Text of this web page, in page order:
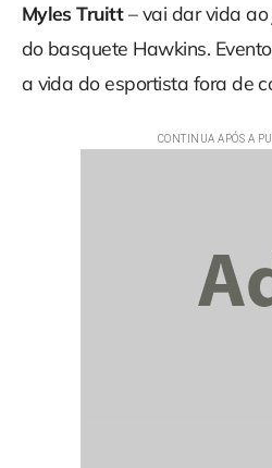
Myles Truitt– vai dar vida ao
do basquete Hawkins.
a vida do esportista fora de